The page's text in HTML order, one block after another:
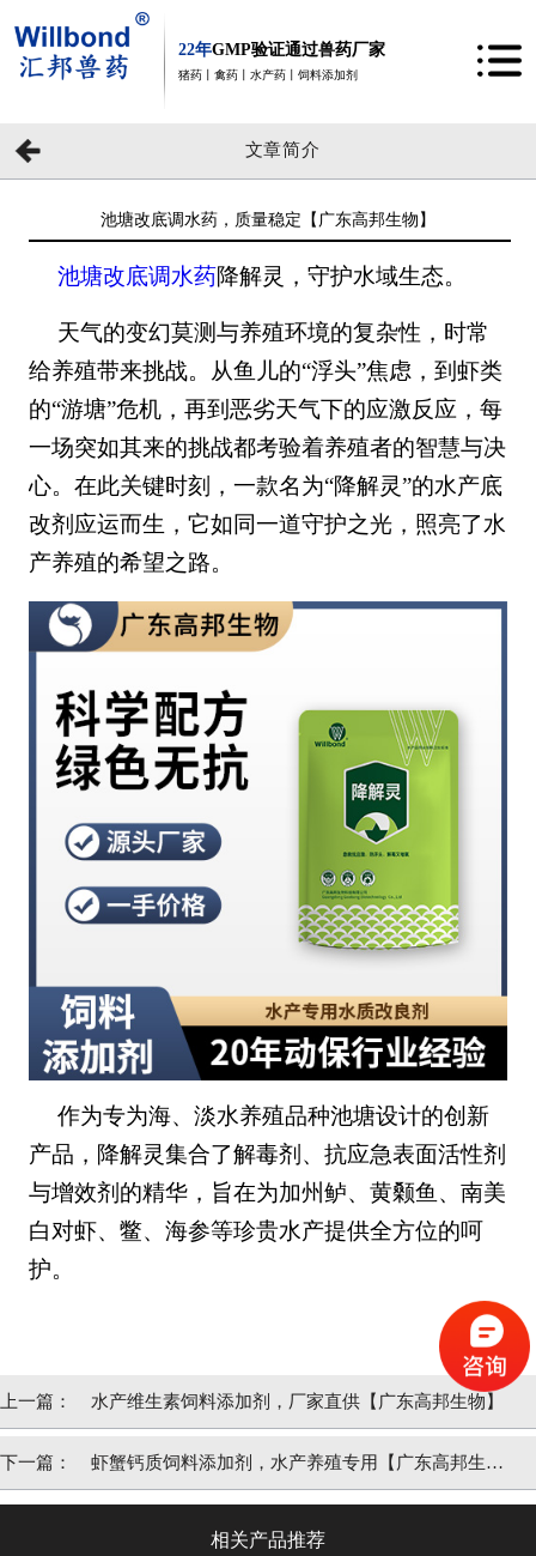
22年GMP验证通过兽药厂家
猪药丨禽药丨水产药丨饲料添加剂
文章简介
池塘改底调水药，质量稳定【广东高邦生物】
池塘改底调水药降解灵，守护水域生态。
天气的变幻莫测与养殖环境的复杂性，时常
给养殖带来挑战。从鱼儿的“浮头”焦虑，到虾类
的“游塘”危机，再到恶劣天气下的应激反应，每
一场突如其来的挑战都考验着养殖者的智慧与决
心。在此关键时刻，一款名为“降解灵”的水产底
改剂应运而生，它如同一道守护之光，照亮了水
产养殖的希望之路。
作为专为海、淡水养殖品种池塘设计的创新
产品，降解灵集合了解毒剂、抗应急表面活性剂
与增效剂的精华，旨在为加州鲈、黄颡鱼、南美
白对虾、鳖、海参等珍贵水产提供全方位的呵
护。
上一篇： 水产维生素饲料添加剂，厂家直供【广东高邦生物】
下一篇： 虾蟹钙质饲料添加剂，水产养殖专用【广东高邦生
相关产品推荐